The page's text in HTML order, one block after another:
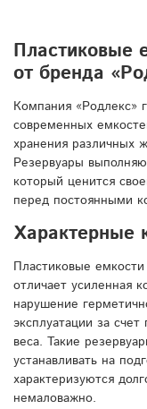
Пластиковые
от бренда
Компания «Родлекс»
современных
хранения различных
Резервуары
который ценится
перед постоянными
Характерные
Пластиковые
отличает усиленная
нарушение
эксплуатации за
веса. Такие
устанавливать на
характеризуются
немаловажно.